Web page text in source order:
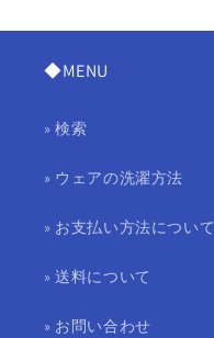
◆MENU
» 検索
» ウェアの洗濯方法
» お支払い方法について
» 送料について
» お問い合わせ